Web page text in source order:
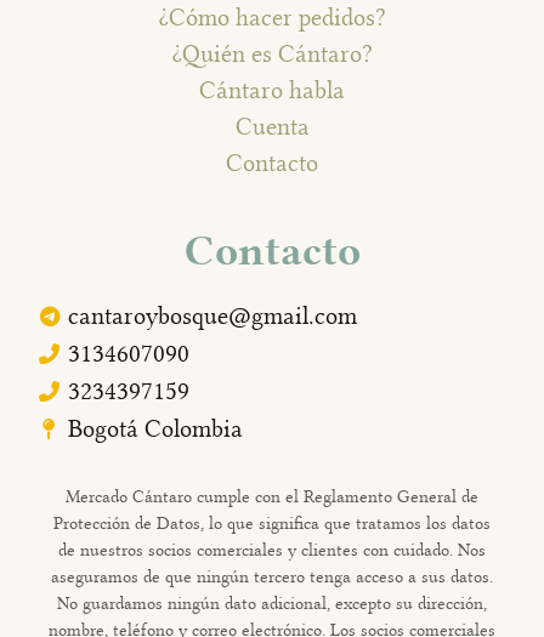
¿Cómo hacer pedidos?
¿Quién es Cántaro?
Cántaro habla
Cuenta
Contacto
Contacto
cantaroybosque@gmail.com
3134607090
3234397159
Bogotá Colombia
Mercado Cántaro cumple con el Reglamento General de
Protección de Datos, lo que significa que tratamos los datos
de nuestros socios comerciales y clientes con cuidado. Nos
aseguramos de que ningún tercero tenga acceso a sus datos.
No guardamos ningún dato adicional, excepto su dirección,
nombre, teléfono y correo electrónico. Los socios comerciales